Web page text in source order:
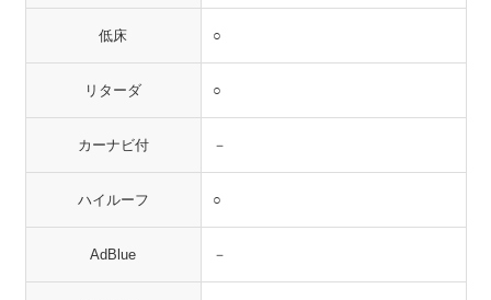
低床 ○
リターダ ○
カーナビ付 －
ハイルーフ ○
AdBlue －